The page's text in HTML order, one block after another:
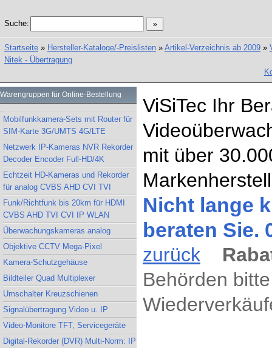
Suche:
Startseite » Hersteller-Kataloge/-Preislisten » Artikel-Verzeichnis ab 2009 »
Nitek - Übertragung
Warengruppen für Online-Bestellung
Mobilfunkkamera-Sets mit Router für
SIM-Karte 3G/UMTS 4G/LTE
Netzwerk IP-Kameras NVR Rekorder
Decoder Encoder Full-HD/4K
Echtzeit HD-Kameras und Rekorder
für analog CVBS AHD CVI TVI
Funk/Richtfunk bis 20km für HDMI
CVBS AHD TVI CVI IP WLAN
Überwachungskameras analog
Objektive CCTV Mega-Pixel
Kamera-Schutzgehäuse
Bildteiler Quad Multiplexer
Umschalter Kreuzschienen
Signalübertragung Video u. IP
Video-Monitore TFT, Servicegeräte
Digital-Rekorder (DVR) Multi-Norm: IP
ViSiTec Ihr
mit über
Nicht lange
beraten Sie.
zurück
Behörden